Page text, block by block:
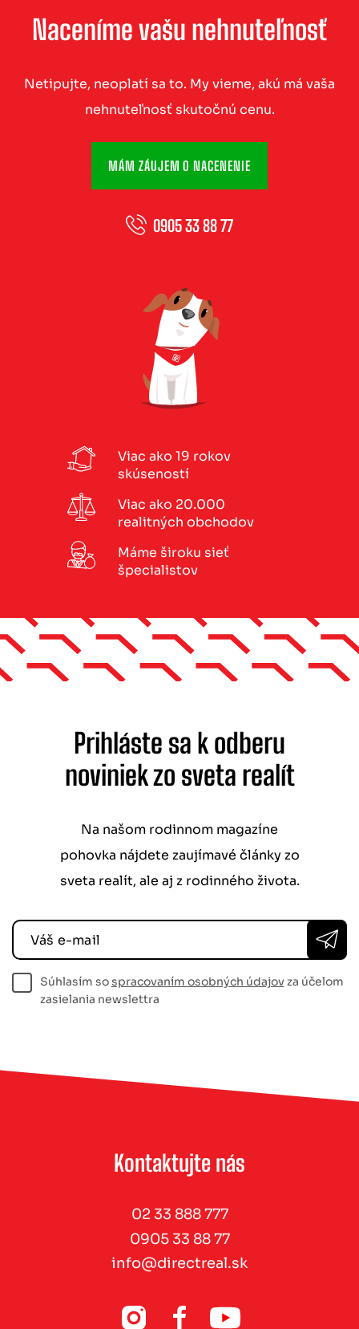
Naceníme vašu nehnuteľnosť
Netipujte, neoplatí sa to. My vieme, akú má vaša
nehnuteľnosť skutočnú cenu.
MÁM ZÁUJEM O NACENENIE
0905 33 88 77
Viac ako 19 rokov
skúseností
Viac ako 20.000
realitných obchodov
Máme široku sieť
špecialistov
Prihláste sa k odberu
noviniek zo sveta realít
Na našom rodinnom magazíne
pohovka nájdete zaujímavé články zo
sveta realít, ale aj z rodinného života.
Váš e-mail
Súhlasím sospracovaním osobných údajov za účelom
zasielania newslettra
Kontaktujte nás
02 33 888 777
0905 33 88 77
info@directreal.sk